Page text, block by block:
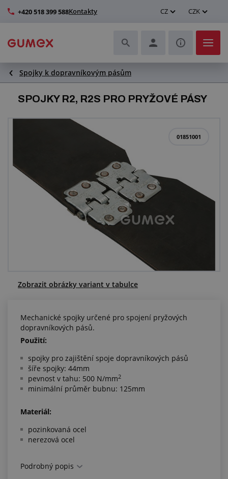
+420 518 399 588Kontakty CZ CZK
Hadice a jejich kompletace
Profily a výroba těsnění
Zlepšení pracovního prostředí
Další pryžové a plastové výrobky
O nás a kariéra
Spojky k dopravníkovým pásům
SPOJKY R2, R2S PRO PRYŽOVÉ PÁSY
01851001
Zobrazit obrázky variant v tabulce
Mechanické spojky určené pro spojení pryžových
dopravníkových pásů.
Použití:
spojky pro zajištění spoje dopravníkových pásů
šíře spojky: 44mm
pevnost v tahu: 500 N/mm2
minimální průměr bubnu: 125mm
Materiál:
pozinkovaná ocel
nerezová ocel
Montáž:
Podrobný popis